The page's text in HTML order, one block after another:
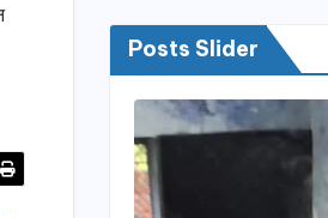
Posts Slider